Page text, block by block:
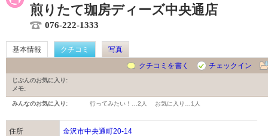
煎りたて珈房ディーズ中央通店
076-222-1333
基本情報 クチコミ
写真
クチコミを書く
チェックイン
じぶんのお気に入り:
メモ:
みんなのお気に入り: 行ってみたい！… 2人 お気に入り… 1人
住所 金沢市中央通町20-14